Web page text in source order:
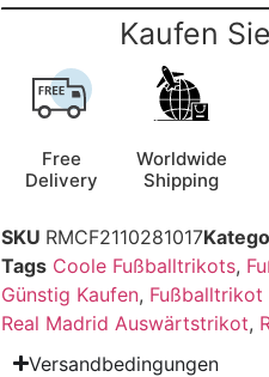
Kaufen
Free
Delivery
Worldwide
Shipping
SKU RMCF2110281017
Tags Coole Fußballtrikots,
Günstig Kaufen, Fußballtrikot
Real Madrid Auswärtstrikot,
Versandbedingungen